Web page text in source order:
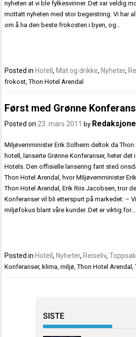
nyheten at vi ble fylkesvinner. Det var veldig
mottatt nyheten med stor begeistring. Vi har
om å ha den beste frokosten i byen, og…
Posted in Hotell, Mat og drikke, Nyheter,
frokost,Thon Hotel Arendal
Først med Grønne
Posted on 23. mars 2011 by
Miljøvernminister Erik Solheim deltok da
hotell, lanserte Grønne Konferanser, heter
Hotels. Den offisielle lansering fant sted
Thon Hotel Arendal, hvor Miljøvernminister
Thon Hotel Arendal, Erik Riis Jacobsen, tror
Konferanser vil bli etterspurt på markedet: –
miljøfokus blant våre kunder. Det er viktig for…
Posted in Hotell, Nyheter, Reiseliv,
Konferanser, klima ,miljø ,Thon Hotel Arendal ,
SISTE